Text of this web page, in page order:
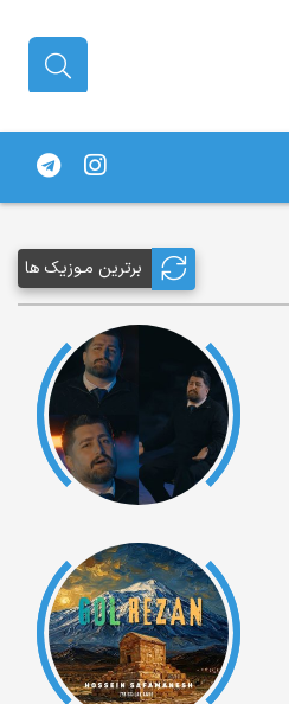
برترین مـوزیک ها